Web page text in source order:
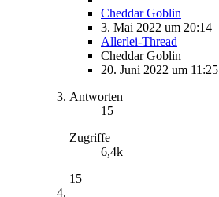
Cheddar Goblin
3. Mai 2022 um 20:14
Allerlei-Thread
Cheddar Goblin
20. Juni 2022 um 11:25
Antworten
15
Zugriffe
6,4k
15